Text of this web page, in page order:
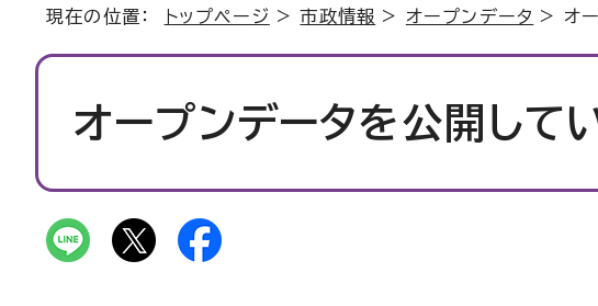
現在の位置： トップページ >市政情報 > オープンデータ > オ
オープンデータを公開して